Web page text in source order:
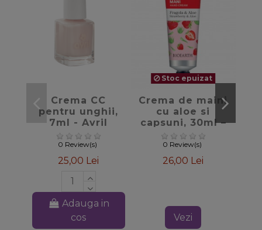
favorite_border
Crema CC
pentru unghii,
7ml - Avril
0 Review(s)
25,00 Lei
Adauga in
cos
favorite_border
Stoc epuizat
Crema de maini
cu aloe si
capsuni, 30ml –
Family Bioearth
0 Review(s)
26,00 Lei
Vezi